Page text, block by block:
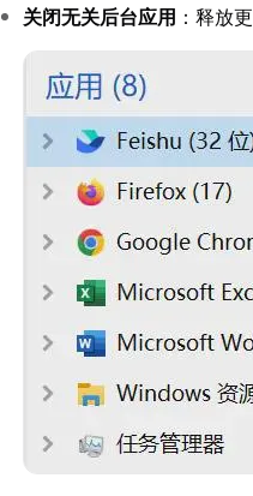
关闭无关后台应用 ：释放